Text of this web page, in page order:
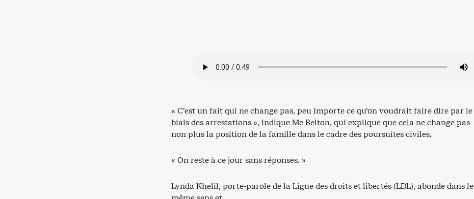
« C’est un fait qui ne change pas, peu importe ce qu’on voudrait faire dire par le
biais des arrestations », indique Me Belton, qui explique que cela ne change pas
non plus la position de la famille dans le cadre des poursuites civiles.
« On reste à ce jour sans réponses. »
Lynda Khelil, porte-parole de la Ligue des droits et libertés (LDL), abonde dans le